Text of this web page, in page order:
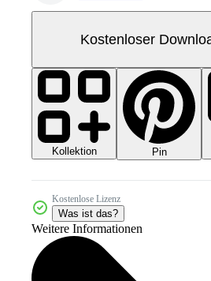
Kostenloser
Kollektion Pin
Kostenlose Lizenz
Was ist das?
Weitere Informationen